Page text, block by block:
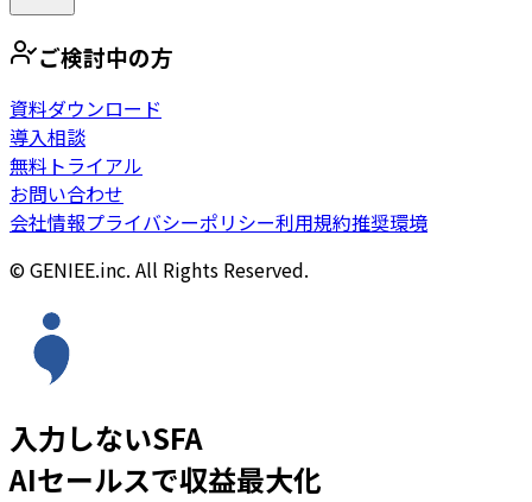
ご検討中の方
資料ダウンロード
導入相談
無料トライアル
お問い合わせ
会社情報プライバシーポリシー利用規約推奨環境
© GENIEE.inc. All Rights Reserved.
入力しないSFA
AIセールスで収益最大化